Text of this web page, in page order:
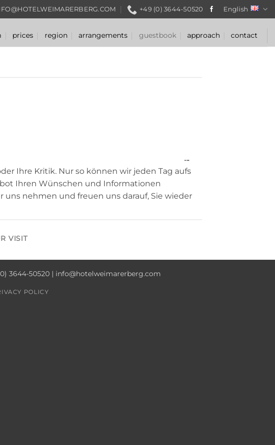
+49 (0) 3644-50520 English
prices region arrangements guestbook approach contact
Ihre Kritik. Nur so können wir jeden Tag aufs
Ihren Wünschen und Informationen
nehmen und freuen uns darauf, Sie wieder
...TOGGLE
THIS
METABOX.
VISIT
3644-50520 | info@hotelweimarerberg.com
POLICY